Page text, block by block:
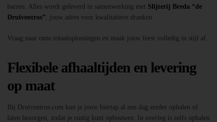
barren. Alles wordt geleverd in samenwerking met Slijterij Breda “de
Druiventros” , jouw adres voor kwalitatieve dranken.
Vraag naar onze totaaloplossingen en maak jouw feest volledig in stijl af.
Flexibele afhaaltijden en levering
op maat
Bij Druiventros.com kun je jouw biertap al een dag eerder ophalen of
laten bezorgen, zodat je rustig kunt opbouwen. In overleg is zelfs ophalen